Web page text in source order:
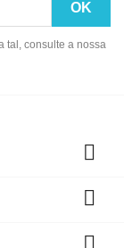
tal, consulte a nossa


